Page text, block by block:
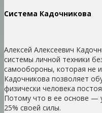
Система Кадочникова
Алексей Алексеевич
системы личной техники
самообороны, которая не
Кадочникова позволяет
физически человека
Потому что в ее основе —
25% своей силы.